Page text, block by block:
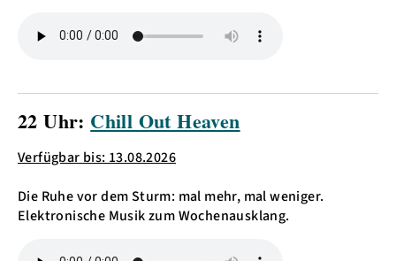
22 Uhr: Chill Out Heaven
Verfügbar bis: 13.08.2026
Die Ruhe vor dem Sturm: mal mehr, mal weniger.
Elektronische Musik zum Wochenausklang.